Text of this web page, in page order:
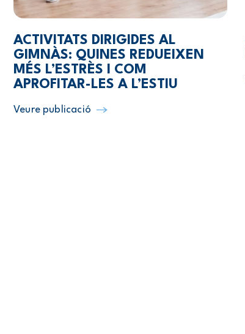
ACTIVITATS DIRIGIDES AL
GIMNÀS: QUINES REDUEIXEN
MÉS L’ESTRÈS I COM
APROFITAR-LES A L’ESTIU
Veure publicació